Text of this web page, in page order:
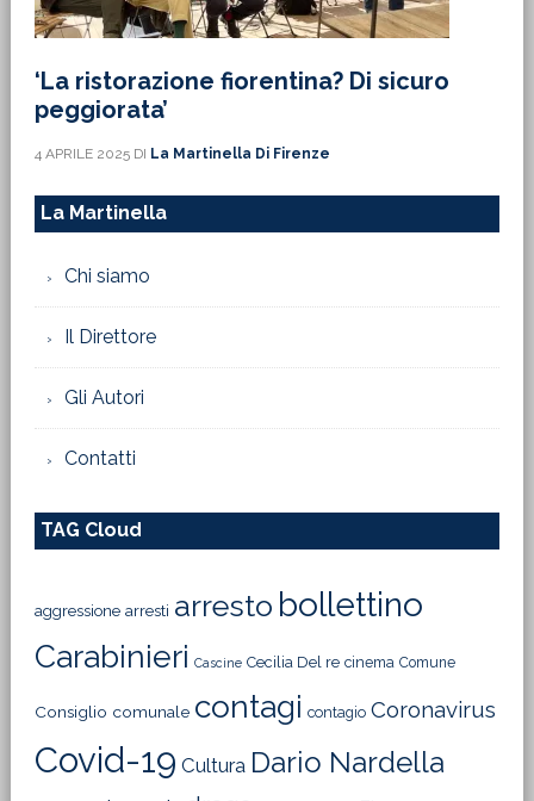
‘La ristorazione fiorentina? Di sicuro
peggiorata’
4 APRILE 2025DI La Martinella Di Firenze
La Martinella
Chi siamo
Il Direttore
Gli Autori
Contatti
TAG Cloud
aggressione arresti arresto bollettino
Carabinieri Cascine Cecilia Del re cinema Comune
Consiglio comunale contagi contagio Coronavirus
Covid-19 Cultura Dario Nardella